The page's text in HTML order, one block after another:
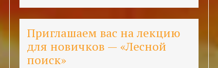
Приглашаем вас на лекцию
для новичков — «Лесной
поиск»